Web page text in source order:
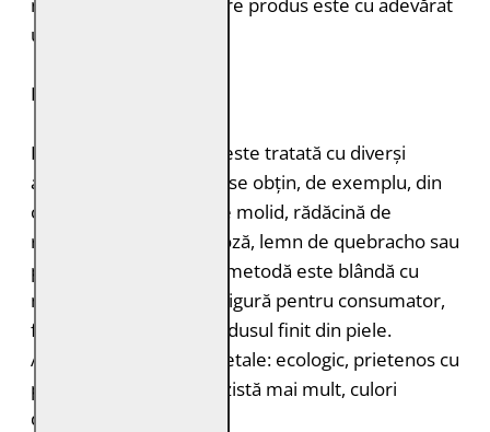
unic.
DURABILITATE
Pielea tăbăcită vegetal este tratată cu diverși
agenți de tăbăcire care se obțin, de exemplu, din
coajă de stejar, coajă de molid, rădăcină de
rubarbă, coajă de mimoză, lemn de quebracho sau
păstăi de tara. Această metodă este blândă cu
mediul înconjurător și sigură pentru consumator,
fără a lăsa toxine în produsul finit din piele.
Avantajele tăbăcirii vegetale: ecologic, prietenos cu
pielea, miros plăcut, rezistă mai mult, culori
deosebite.